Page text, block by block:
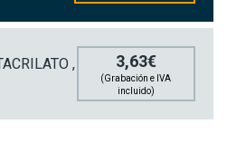
,
3,63€
(Grabación e IVA
incluido)